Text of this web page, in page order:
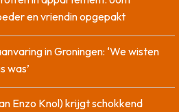
en vriendin opgepakt
in Groningen: ‘We wisten
was’
Enzo Knol) krijgt schokkend